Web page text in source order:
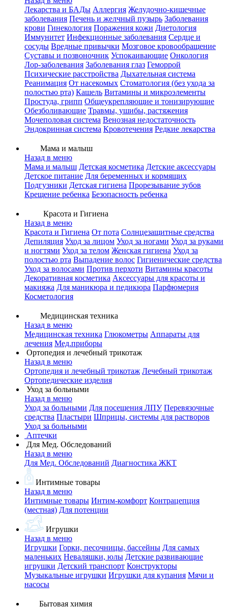
Лекарства и БАДы Аллергия Желудочно-кишечные
заболевания Печень и желчный пузырь Заболевания
крови Гинекология Поражения кожи Диетология
Иммунитет Инфекционные заболевания Сердце и
сосуды Вредные привычки Мозговое кровообращение
Суставы и позвоночник Успокаивающие Онкология
Лор-заболевания Заболевания глаз Геморрой
Психические расстройства Дыхательная система
Реанимация От насекомых Стоматология (без ухода за
полостью рта) Кашель Витамины и микроэлементы
Простуда, грипп Общеукрепляющие и тонизирующие
Обезболивающие Травмы, ушибы, растяжения
Мочеполовая система Венозная недостаточность
Эндокринная система Кровотечения Редкие лекарства
Мама и малыш
Назад в меню
Мама и малыш Детская косметика Детские аксессуары
Детское питание Для беременных и кормящих
Подгузники Детская гигиена Прорезывание зубов
Крещение ребенка Безопасность ребенка
Красота и Гигиена
Назад в меню
Красота и Гигиена От пота Солнцезащитные средства
Депиляция Уход за лицом Уход за ногами Уход за руками
и ногтями Уход за телом Женская гигиена Уход за
полостью рта Выпадение волос Гигиенические средства
Уход за волосами Против перхоти Витамины красоты
Декоративная косметика Аксессуары для красоты и
макияжа Для маникюра и педикюра Парфюмерия
Косметология
Медицинская техника
Назад в меню
Медицинская техника Глюкометры Аппараты для
лечения Мед.приборы
Ортопедия и лечебный трикотаж
Назад в меню
Ортопедия и лечебный трикотаж Лечебный трикотаж
Ортопедические изделия
Уход за больными
Назад в меню
Уход за больными Для посещения ЛПУ Перевязочные
средства Пластыри Шприцы, системы для растворов
Уход за больными
Аптечки
Для Мед. Обследований
Назад в меню
Для Мед. Обследований Диагностика ЖКТ
Интимные товары
Назад в меню
Интимные товары Интим-комфорт Контрацепция
(местная) Для потенции
Игрушки
Назад в меню
Игрушки Горки, песочницы, бассейны Для самых
маленьких Неваляшки, юлы Детские развивающие
игрушки Детский транспорт Конструкторы
Музыкальные игрушки Игрушки для купания Мячи и
насосы
Бытовая химия